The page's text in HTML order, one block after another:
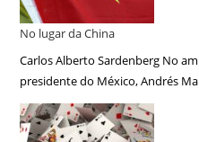
No lugar da China
Carlos Alberto Sardenberg No
presidente do México, Andrés